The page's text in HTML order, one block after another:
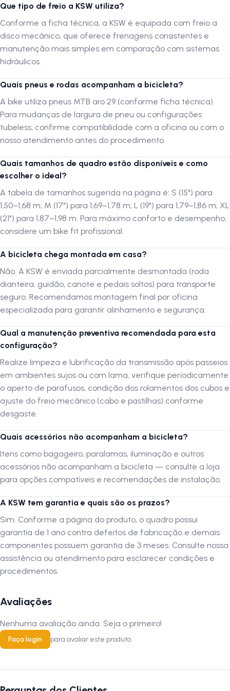
Pedivela:
Corrente: Fina 7 velocidades
Caixa de Direção:Semi integrado
Plataforma em nylon
Selim: Confortável
Canote do Selim:27.2mm
Escolher o Tamanho da Bicicleta para Altura do Ciclista
Altura do ciclista de 1,50 a 1,68m= Quadro Tamanho S | 15" MTB
Altura do ciclista de 1,79 a 1,86m
Altura do ciclista de 1,87 a 1,98m = Quadro Tamanho XL | 21" MTB
As medidas são sugeridas. Para precisão, realize um Bike Fit
profissional.
fora do garfo/suspensão, o guidão, canote de selim e pedais
desafixados da Bike, para acomodação de todas as partes na
caixa/embalagem para transporte.
Confira a Bicicleta no ato da entrega. Se houver qualquer situação
fora do normal, faça uma anotação no documento de entrega da
não, e o motivo. A ressalva é essencial para acionamento de Seguro
A montagem da Bicicleta
oficina especializada em bicicletas. A montagem por profissionais
corretamente, proporcionando segurança máxima e desempenho
ideal da Bicicleta.
Autenticação de montagem correta
por uma oficina especializada para confirmar que foi realizada
Após a montagem, leve a sua bicicleta em uma oficina especializada
para uma inspeção de segurança. Esta inspeção pode ser realizada a
LOJA NA PISTAfica isenta de eventuais custos de montagem ou
Que tipo de freio a KSW utiliza?
Conforme a ficha técnica, a KSW é equipada com freio a
disco mecânico, que oferece frenagens consistentes e
manutenção mais simples em comparação com sistemas
hidráulicos.
Quais pneus e rodas acompanham a bicicleta?
A bike utiliza pneus MTB aro 29 (conforme ficha técnica).
Para mudanças de largura de pneu ou configurações
tubeless, confirme compatibilidade com a oficina ou com o
nosso atendimento antes do procedimento.
Quais tamanhos de quadro estão disponíveis e como
escolher o ideal?
A tabela de tamanhos sugerida na página é: S (15") para
1,50–1,68 m; M (17") para 1,69–1,78 m; L (19") para 1,79–1,86 m; XL
(21") para 1,87–1,98 m. Para máximo conforto e desempenho,
considere um bike fit profissional.
A bicicleta chega montada em casa?
Não. A KSW é enviada parcialmente desmontada (roda
dianteira, guidão, canote e pedais soltos) para transporte
seguro. Recomendamos montagem final por oficina
especializada para garantir alinhamento e segurança.
Qual a manutenção preventiva recomendada para esta
configuração?
Realize limpeza e lubrificação da transmissão após passeios
em ambientes sujos ou com lama, verifique periodicamente
o aperto de parafusos, condição dos rolamentos dos cubos e
ajuste do freio mecânico (cabo e pastilhas) conforme
desgaste.
Quais acessórios não acompanham a bicicleta?
Itens como bagageiro, paralamas, iluminação e outros
acessórios não acompanham a bicicleta — consulte a loja
para opções compatíveis e recomendações de instalação.
A KSW tem garantia e quais são os prazos?
Sim. Conforme a página do produto, o quadro possui
garantia de 1 ano contra defeitos de fabricação e demais
componentes possuem garantia de 3 meses. Consulte nossa
assistência ou atendimento para esclarecer condições e
procedimentos.
Avaliações
Nenhuma avaliação ainda. Seja o primeiro!
Faça login para avaliar este produto.